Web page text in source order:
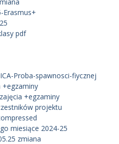
Erasmus+
pdf
Proba-spawnosci-fiycznej
+egzaminy
+egzaminy
projektu
miesiące 2024-25
zmiana